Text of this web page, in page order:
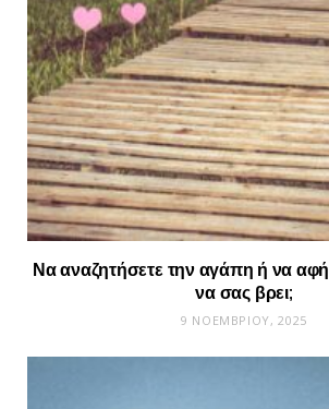
Να αναζητήσετε την αγάπη ή να
να σας βρει;
9 ΝΟΕΜΒΡΊΟΥ, 2025